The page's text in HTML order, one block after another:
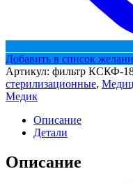
Добавить в список
Артикул: фильтр КСКФ-
стерилизационные,
Медик
Описание
Детали
Описание